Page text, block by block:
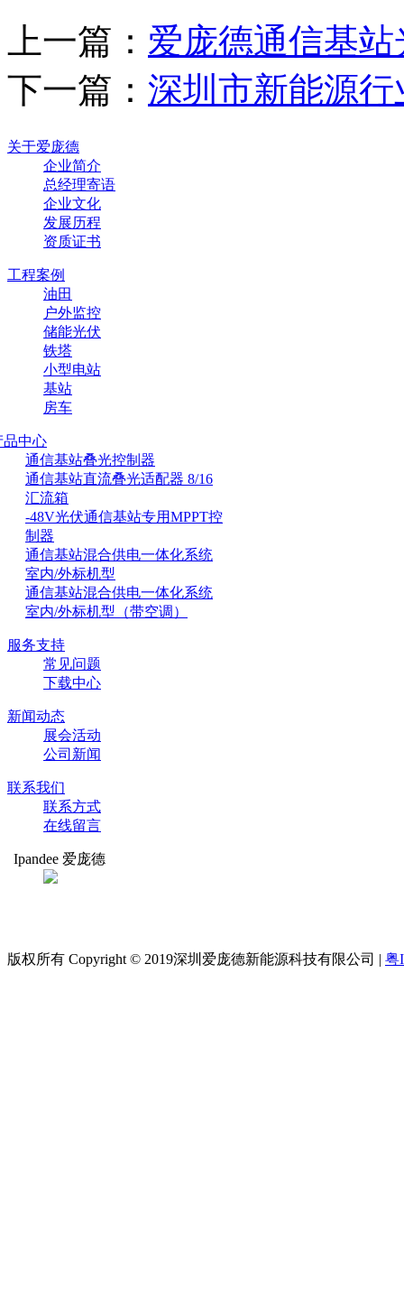
上一篇： 爱庞德通信基
下一篇： 深圳市新能源
关于爱庞德
企业简介
总经理寄语
企业文化
发展历程
资质证书
工程案例
油田
户外监控
储能光伏
铁塔
小型电站
基站
房车
品中心
通信基站叠光控制器
通信基站直流叠光适配器 8/16
汇流箱
-48V光伏通信基站专用MPPT控
制器
通信基站混合供电一体化系统
室内/外标机型
通信基站混合供电一体化系统
室内/外标机型（带空调）
服务支持
常见问题
下载中心
新闻动态
展会活动
公司新闻
联系我们
联系方式
在线留言
Ipandee 爱庞德
版权所有 Copyright © 2019深圳爱庞德新能源科技有限公司 | 粤